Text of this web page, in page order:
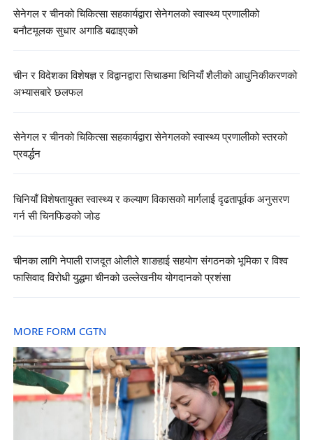
सेनेगल र चीनको चिकित्सा सहकार्यद्वारा सेनेगलको स्वास्थ्य प्रणालीको
बनौटमूलक सुधार अगाडि बढाइएको
चीन र विदेशका विशेषज्ञ र विद्वानद्वारा सिचाङमा चिनियाँ शैलीको आधुनिकीकरणको
अभ्यासबारे छलफल
सेनेगल र चीनको चिकित्सा सहकार्यद्वारा सेनेगलको स्वास्थ्य प्रणालीको स्तरको
प्रवर्द्धन
चिनियाँ विशेषतायुक्त स्वास्थ्य र कल्याण विकासको मार्गलाई दृढतापूर्वक अनुसरण
गर्न सी चिनफिङको जोड
चीनका लागि नेपाली राजदूत ओलीले शाङहाई सहयोग संगठनको भूमिका र विश्व
फासिवाद विरोधी युद्धमा चीनको उल्लेखनीय योगदानको प्रशंसा
MORE FORM CGTN